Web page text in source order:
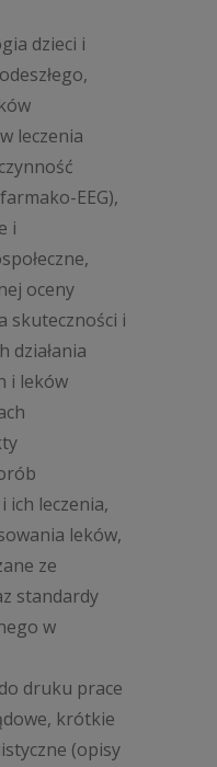
dzieci i
leczenia
EEG),
i
oceny
skuteczności i
działania
i leków
ich leczenia,
leków,
ze
standardy
w
druku prace
krótkie
(opisy